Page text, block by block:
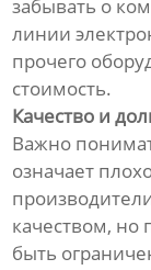
забывать о
линии
прочего
стоимость.
Качество и
Важно
означает
качеством, но
быть